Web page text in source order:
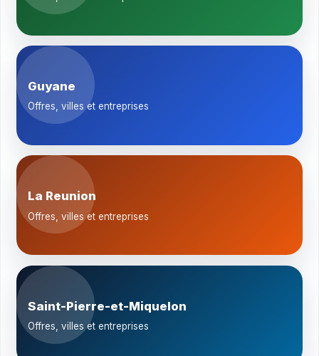
Guyane
Offres, villes et entreprises
La Reunion
Offres, villes et entreprises
Saint-Pierre-et-Miquelon
Offres, villes et entreprises